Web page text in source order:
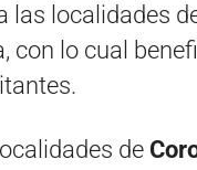
las localidades
con lo cual
de